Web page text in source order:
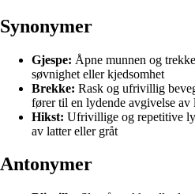
Synonymer
Gjespe: Åpne munnen og
søvnighet eller kjedsomhet
Brekke: Rask og ufrivillig
fører til en lydende avgivelse av
Hikst: Ufrivillige og repetitive
av latter eller gråt
Antonymer